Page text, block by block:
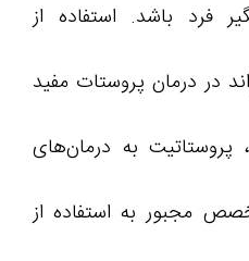
فرد باشد. استفاده از
در درمان پروستات مفید
پروستاتیت به درمان‌های
مجبور به استفاده از